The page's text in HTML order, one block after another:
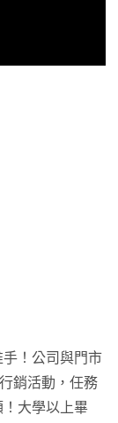
！公司與門市
銷活動，任務
大學以上畢